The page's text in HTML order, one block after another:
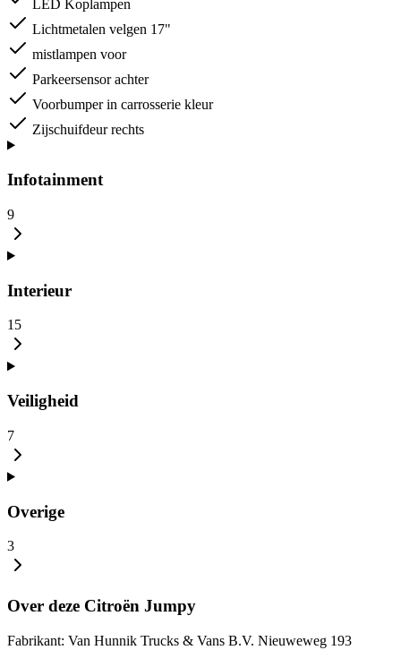
LED Koplampen
Lichtmetalen velgen 17"
mistlampen voor
Parkeersensor achter
Voorbumper in carrosserie kleur
Zijschuifdeur rechts
Infotainment
9
Interieur
15
Veiligheid
7
Overige
3
Over deze Citroën Jumpy
Fabrikant: Van Hunnik Trucks & Vans B.V. Nieuweweg 193